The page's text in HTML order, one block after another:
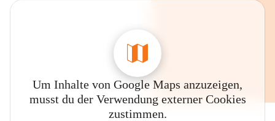
Um Inhalte von Google Maps anzuzeigen,
musst du der Verwendung externer Cookies
zustimmen.